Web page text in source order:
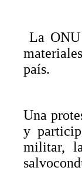
La
país.
Una
y
militar,